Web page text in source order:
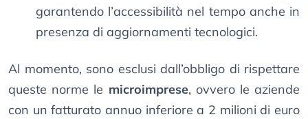
garantendo l’accessibilità nel tempo anche in
presenza di aggiornamenti tecnologici.
Al momento, sono esclusi dall’obbligo di rispettare
queste norme le microimprese, ovvero le aziende
con un fatturato annuo inferiore a 2 milioni di euro